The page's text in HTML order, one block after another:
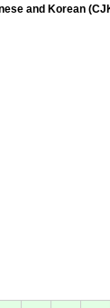
and Korean